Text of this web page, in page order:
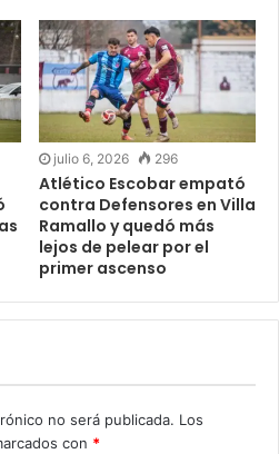
julio 6, 2026 296
Atlético Escobar empató
contra Defensores en Villa
Ramallo y quedó más
lejos de pelear por el
primer ascenso
no será publicada. Los
con *